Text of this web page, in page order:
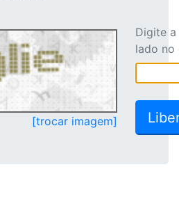
[trocar imagem]
Digite
lado no